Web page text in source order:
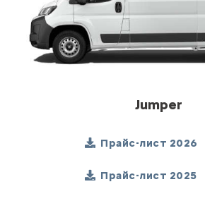
Jumper
Прайс-лист 2026
Прайс-лист 2025